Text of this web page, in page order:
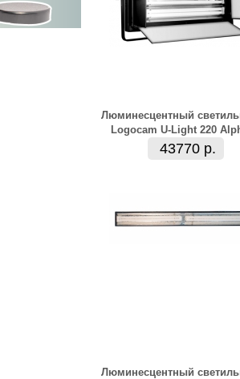
Люминесцентный
Logocam U-Light 220
43770 р.
Люминесцентный